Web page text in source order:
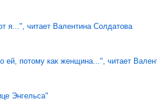
я...", читает Валентина Солдатова
ей, потому как женщина...", читает
Энгельса"